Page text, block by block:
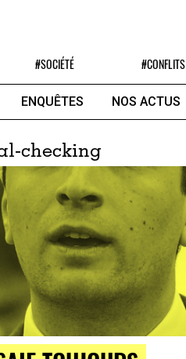
#SOCIÉTÉ #CONFLITS
ENQUÊTES NOS ACTUS
checking